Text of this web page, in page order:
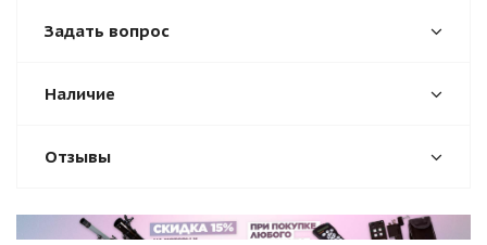
Задать вопрос
Наличие
Отзывы